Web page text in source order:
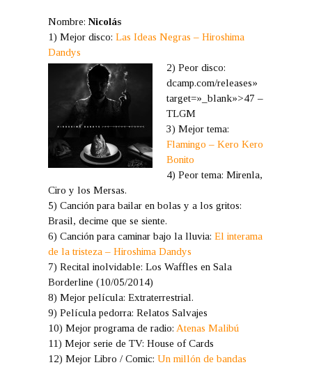
Nombre:Nicolás
1) Mejor disco: Las Ideas Negras – Hiroshima
Dandys
2) Peor disco:
dcamp.com/releases»
target=»_blank»>47 –
TLGM
3) Mejor tema:
Flamingo – Kero Kero
Bonito
4) Peor tema: Mirenla,
Ciro y los Mersas.
5) Canción para bailar en bolas y a los gritos:
Brasil, decime que se siente.
6) Canción para caminar bajo la lluvia: El interama
de la tristeza – Hiroshima Dandys
7) Recital inolvidable: Los Waffles en Sala
Borderline (10/05/2014)
8) Mejor película: Extraterrestrial.
9) Película pedorra: Relatos Salvajes
10) Mejor programa de radio: Atenas Malibú
11) Mejor serie de TV: House of Cards
12) Mejor Libro / Comic: Un millón de bandas